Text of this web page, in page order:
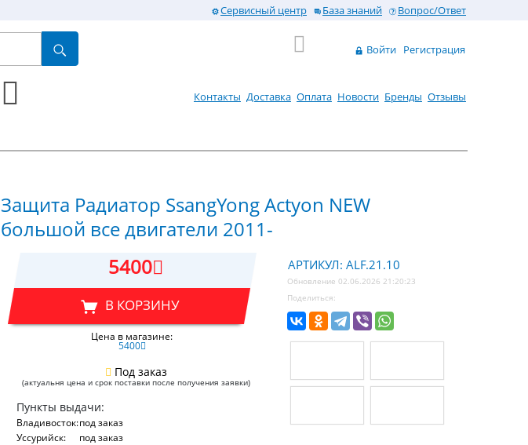
Сервисный центр База знаний Вопрос/Ответ
Войти Регистрация
Контакты Доставка Оплата Новости Бренды Отзывы
Защита Радиатор SsangYong Actyon NEW
большой все двигатели 2011-
5400
В КОРЗИНУ
Цена в магазине:
5400
Под заказ
(актуальня цена и срок поставки после получения заявки)
Пункты выдачи:
Владивосток:под заказ
Уссурийск:
под заказ
АРТИКУЛ: ALF.21.10
Обновление 02.06.2026 21:20:23
Поделиться: